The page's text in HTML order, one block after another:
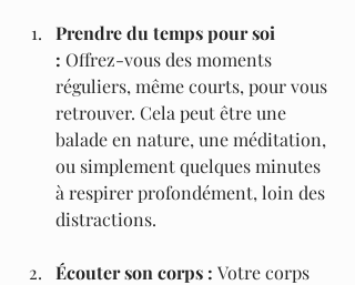
Prendre du temps pour soi
: Offrez-vous des moments
réguliers, même courts, pour vous
retrouver. Cela peut être une
balade en nature, une méditation,
ou simplement quelques minutes
à respirer profondément, loin des
distractions.
Écouter son corps : Votre corps